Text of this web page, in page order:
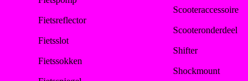
Fietsreflector
Fietsslot
Fietssokken
Scooteraccessoire
Scooteronderdeel
Shifter
Shockmount